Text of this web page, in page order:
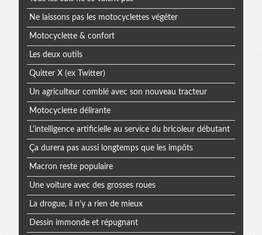
Ne laissons pas les motocyclettes végéter
Motocyclette & confort
Les deux outils
Quitter X (ex Twitter)
Un agriculteur comblé avec son nouveau tracteur
Motocyclette délirante
L'intelligence artificielle au service du bricoleur débutant
Ça durera pas aussi longtemps que les impôts
Macron reste populaire
Une voiture avec des grosses roues
La drogue, il n'y a rien de mieux
Dessin immonde et répugnant